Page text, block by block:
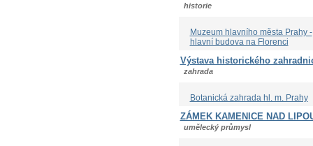
historie
Muzeum hlavního města Prahy -
hlavní budova na Florenci
Výstava historického
zahrada
Botanická zahrada hl. m. Prahy
ZÁMEK KAMENICE NAD
umělecký průmysl